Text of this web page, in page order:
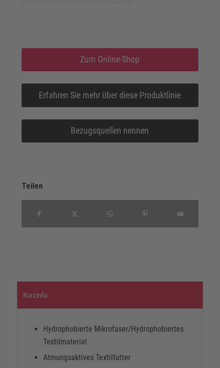
Zum Online-Shop
Erfahren Sie mehr über diese Produktlinie
Bezugsquellen nennen
Teilen
Kurzinfo
Hydrophobierte Mikrofaser/Hydrophobiertes
Textilmaterial
Atmungsaktives Textilfutter